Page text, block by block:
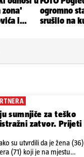
sumnjiče za teško
zatvor. Prijeti
su utvrdili da je žena (36)
(71) koji je na mjestu